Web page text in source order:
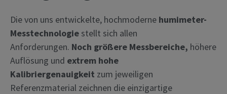
Die von uns entwickelte, hochmoderne humimeter-
Messtechnologie stellt sich allen
Anforderungen. Noch größere Messbereiche, höhere
Auflösung und extrem hohe
Kalibriergenauigkeit zum jeweiligen
Referenzmaterial zeichnen die einzigartige